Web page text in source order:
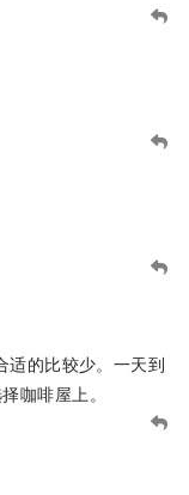
适的比较少。一天到
咖啡屋上。